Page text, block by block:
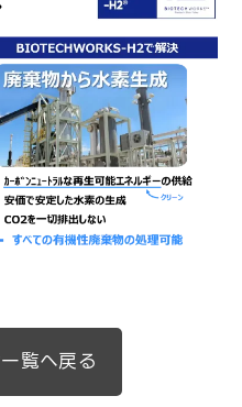
覧へ戻る